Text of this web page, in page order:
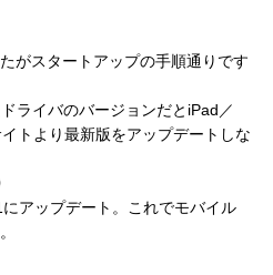
がスタートアップの手順通りです
ライバのバージョンだとiPad／
トより最新版をアップデートしな
アップデート。これでモバイル